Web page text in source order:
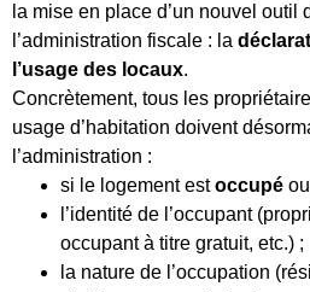
la mise en place d’un nouvel outil
l’administration fiscale : la
l’usage des locaux.
Concrètement, tous les
usage d’habitation doivent
l’administration :
si le logement estoccupé ou
l’identité de l’occupant
occupant à titre gratuit, etc.) ;
la nature de l’occupation